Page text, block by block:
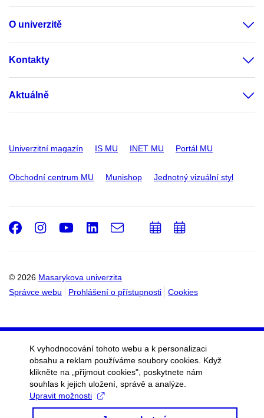
O univerzitě
Kontakty
Aktuálně
Univerzitní magazín IS MU INET MU Portál MU
Obchodní centrum MU Munishop Jednotný vizuální styl
© 2026 Masarykova univerzita
Správce webu
Prohlášení o přístupnosti Cookies
Facebook
Instagram
Youtube
LinkedIn
e-
PřidatPřidat
K vyhodnocování tohoto webu a k personalizaci
obsahu a reklam používáme soubory cookies. Když
klikněte na „přijmout cookies", poskytnete nám
souhlas k jejich uložení, správě a analýze.
Upravit možnosti